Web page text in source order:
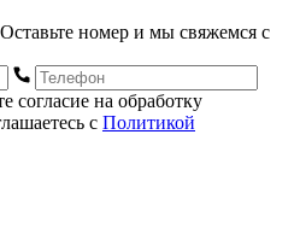
номер и мы свяжемся с
согласие на обработку
с Политикой